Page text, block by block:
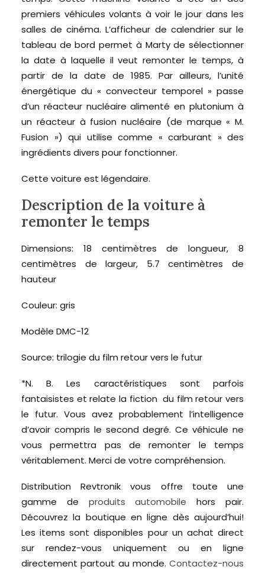
premiers véhicules volants à voir le jour dans les
salles de cinéma. L’afficheur de calendrier sur le
tableau de bord permet à Marty de sélectionner
la date à laquelle il veut remonter le temps, à
partir de la date de 1985. Par ailleurs, l’unité
énergétique du « convecteur temporel » passe
d’un réacteur nucléaire alimenté en plutonium à
un réacteur à fusion nucléaire (de marque « M.
Fusion ») qui utilise comme « carburant » des
ingrédients divers pour fonctionner.
Cette voiture est légendaire.
Description de la voiture à
remonter le temps
Dimensions: 18 centimètres de longueur, 8
centimètres de largeur, 5.7 centimètres de
hauteur
Couleur: gris
Modèle DMC-12
Source: trilogie du film retour vers le futur
*N. B. Les caractéristiques sont parfois
fantaisistes et relate la fiction du film retour vers
le futur. Vous avez probablement l’intelligence
d’avoir compris le second degré. Ce véhicule ne
vous permettra pas de remonter le temps
véritablement. Merci de votre compréhension.
Distribution Revtronik vous offre toute une
gamme de produits automobile hors pair.
Découvrez la boutique en ligne dès aujourd’hui!
Les items sont disponibles pour un achat direct
sur rendez-vous uniquement ou en ligne
directement partout au monde. Contactez-nous